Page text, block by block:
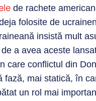
de rachete
folosite de
insistă mult
a avea aceste
care conflictul din
fază, mai statică, în
un rol mai